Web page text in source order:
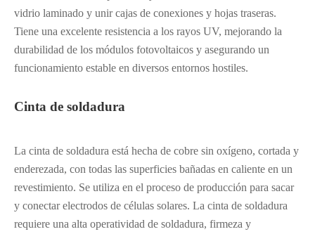
vidrio laminado y unir cajas de conexiones y hojas traseras.
Tiene una excelente resistencia a los rayos UV, mejorando la
durabilidad de los módulos fotovoltaicos y asegurando un
funcionamiento estable en diversos entornos hostiles.
Cinta de soldadura
La cinta de soldadura está hecha de cobre sin oxígeno, cortada y
enderezada, con todas las superficies bañadas en caliente en un
revestimiento. Se utiliza en el proceso de producción para sacar
y conectar electrodos de células solares. La cinta de soldadura
requiere una alta operatividad de soldadura, firmeza y